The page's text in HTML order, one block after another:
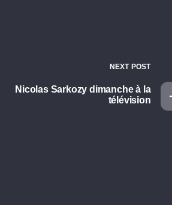
NEXT POST
Nicolas Sarkozy dimanche à la
télévision